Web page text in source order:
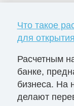
Что такое
для открытия
Расчетным
банке,
бизнеса. На
делают